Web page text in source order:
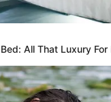
instagram/
All That Luxury For